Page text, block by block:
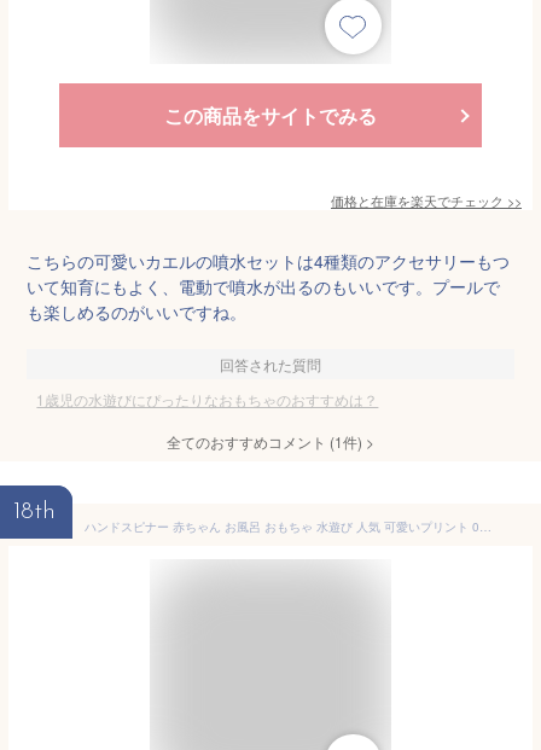
この商品をサイトでみる
価格と在庫を楽天でチェック >>
こちらの可愛いカエルの噴水セットは4種類のアクセサリーもつ
いて知育にもよく、電動で噴水が出るのもいいです。プールで
も楽しめるのがいいですね。
回答された質問
1歳児の水遊びにぴったりなおもちゃのおすすめは？
全てのおすすめコメント (1件) >
18th
ハンドスピナー 赤ちゃん お風呂 おもちゃ 水遊び 人気 可愛いプリント 0歳 1歳 ベビー お風呂 玩具 吸盤付き 3点セット (恐竜+ライオン+キノコ)